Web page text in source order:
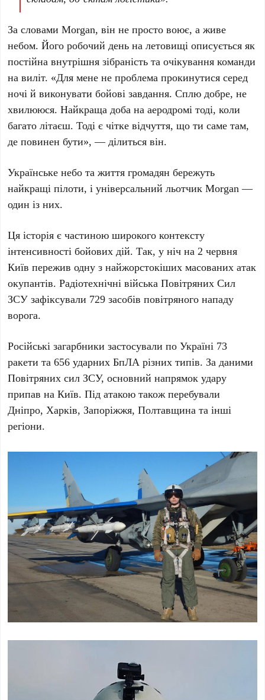
За словамиMorgan, він не просто воює, а живе
небом. Його робочий день на летовищі описується як
постійна внутрішня зібраність та очікування команди
на виліт. «Для мене не проблема прокинутися серед
ночі й виконувати бойові завдання. Сплю добре, не
хвилююся. Найкраща доба на аеродромі тоді, коли
багато літаєш. Тоді є чітке відчуття, що ти саме там,
де повинен бути», — ділиться він.
Українське небо та життя громадян бережуть
найкращі пілоти, і універсальний льотчикMorgan—
один із них.
Ця історія є частиною широкого контексту
інтенсивності бойових дій. Так, уніч на 2 червня
Київ пережив одну з найжорстокіших масованих атак
окупантів.Радіотехнічні війська Повітряних Сил
ЗСУ зафіксували 729 засобів повітряного нападу
ворога.
Російські загарбники застосували по Україні 73
ракети та 656 ударних БпЛА різних типів. За даними
Повітряних сил ЗСУ, основний напрямок удару
припав наКиїв. Під атакою також перебували
Дніпро, Харків, Запоріжжя, Полтавщина та інші
регіони.